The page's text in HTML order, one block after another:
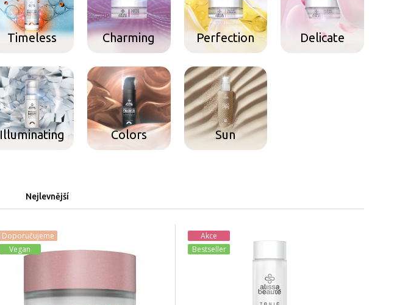
Timeless Charming Perfection Delicate
Illuminating Colors Sun
Nejlevnější
Doporučujeme
Vegan
Akce
Bestseller